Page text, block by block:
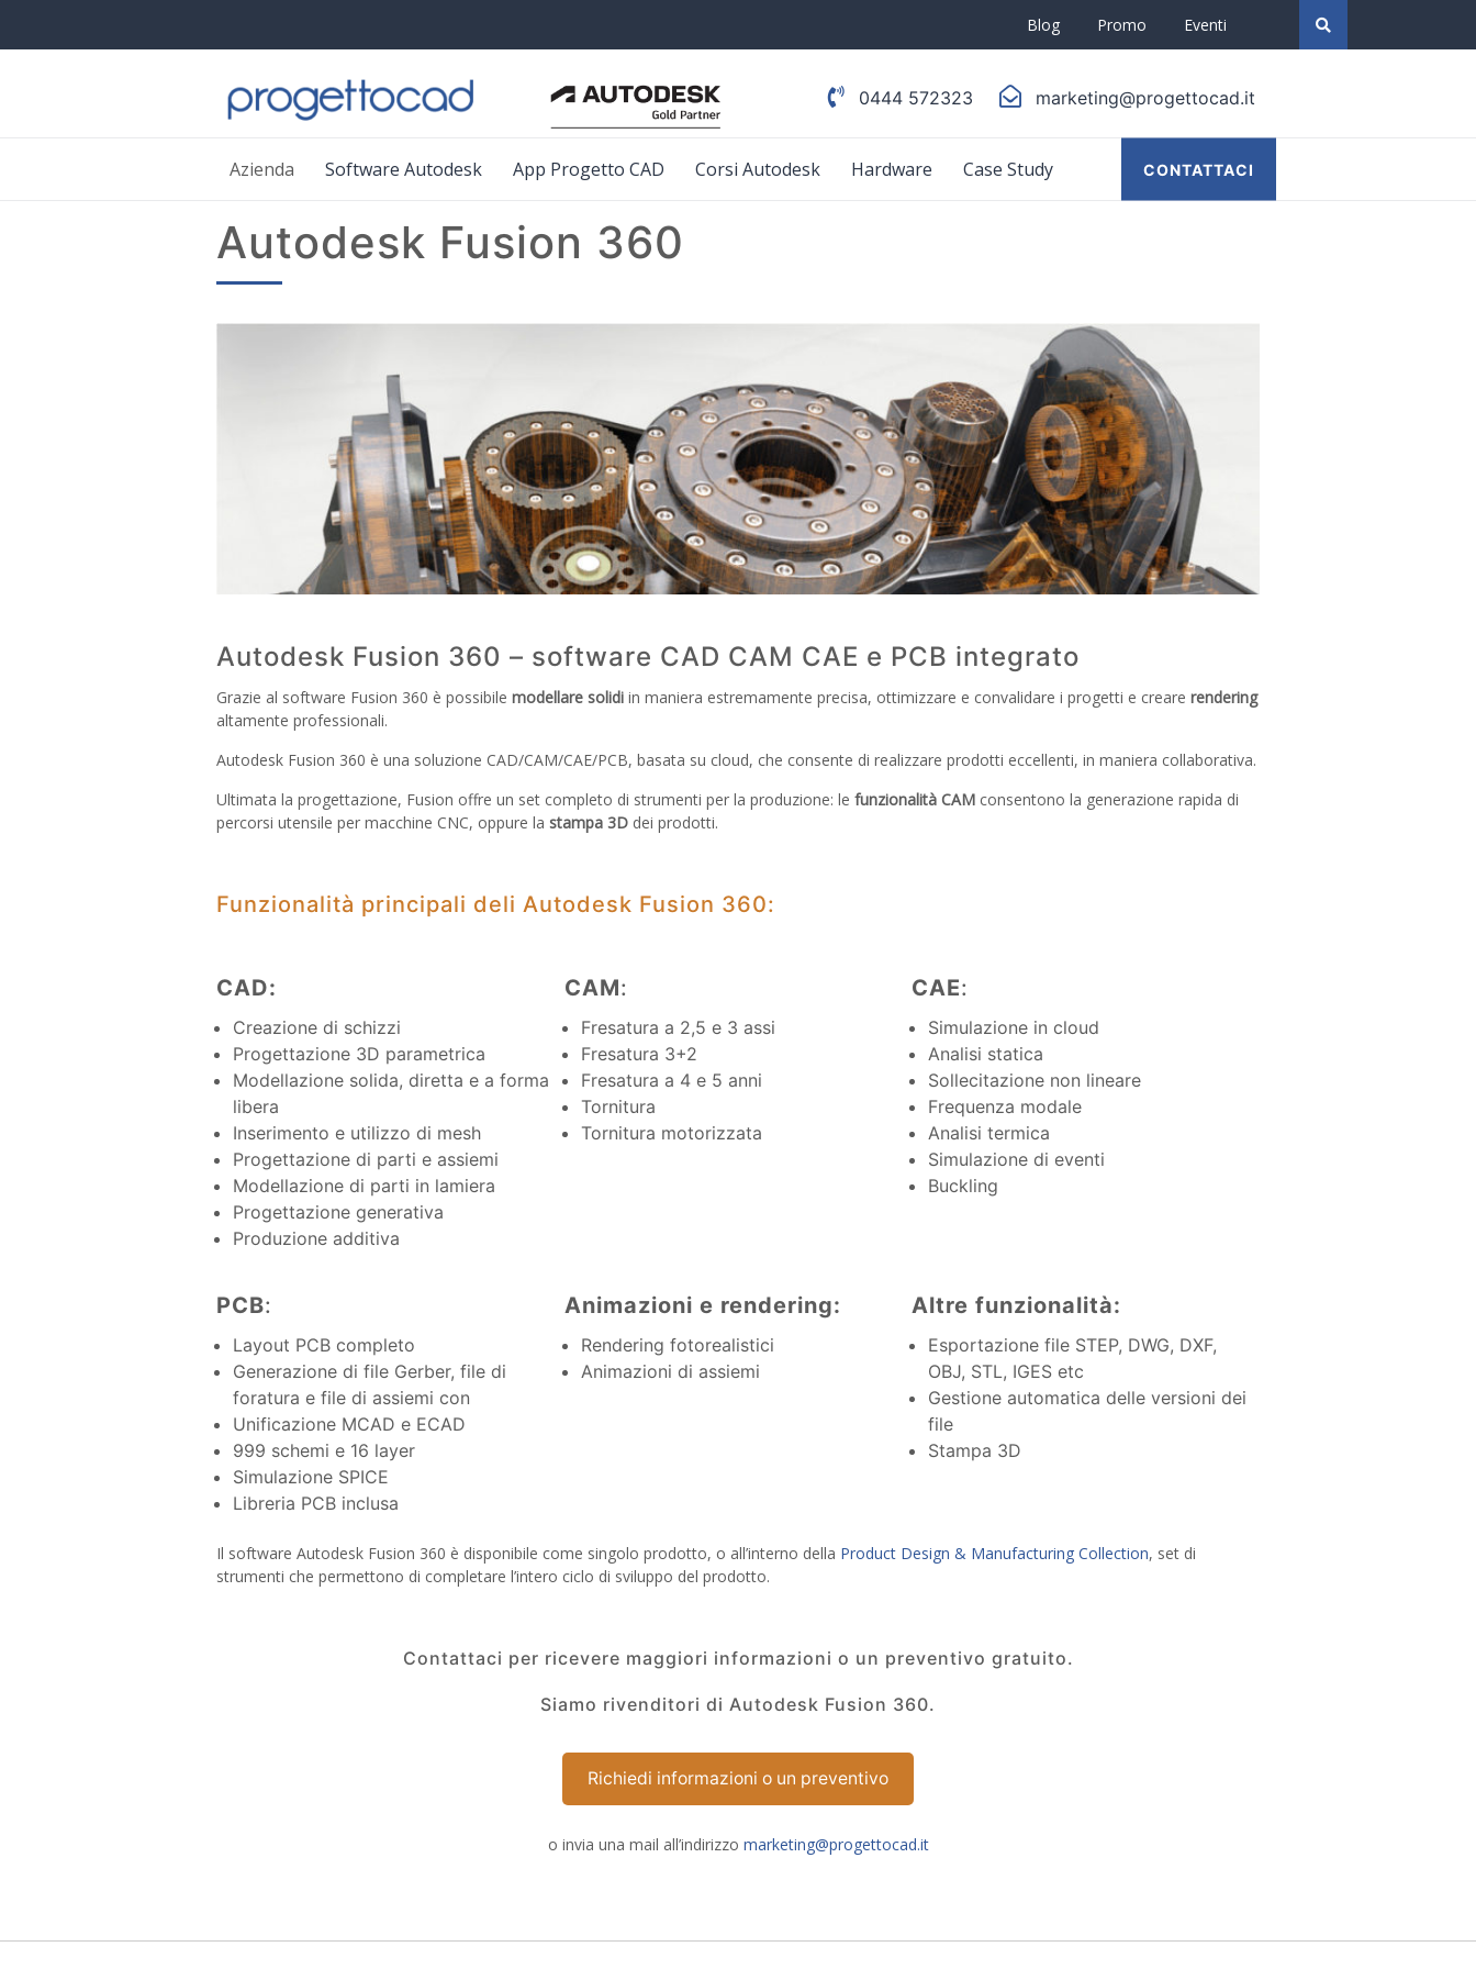
Blog Promo Eventi
0444 572323 marketing@progettocad.it
Azienda Software Autodesk App Progetto CAD Corsi Autodesk Hardware Case Study CONTATTACI
Autodesk Fusion 360
Autodesk Fusion 360 – software CAD CAM CAE e PCB integrato
Grazie al software Fusion 360 è possibile modellare solidi in maniera estremamente precisa, ottimizzare e convalidare i progetti e creare rendering
altamente professionali.
Autodesk Fusion 360 è una soluzione CAD/CAM/CAE/PCB, basata su cloud, che consente di realizzare prodotti eccellenti, in maniera collaborativa.
Ultimata la progettazione, Fusion offre un set completo di strumenti per la produzione: le funzionalità CAM consentono la generazione rapida di
percorsi utensile per macchine CNC, oppure la stampa 3D dei prodotti.
Funzionalità principali deli Autodesk Fusion 360:
CAD:
Creazione di schizzi
Progettazione 3D parametrica
Modellazione solida, diretta e a forma
libera
Inserimento e utilizzo di mesh
Progettazione di parti e assiemi
Modellazione di parti in lamiera
Progettazione generativa
Produzione additiva
CAM:
Fresatura a 2,5 e 3 assi
Fresatura 3+2
Fresatura a 4 e 5 anni
Tornitura
Tornitura motorizzata
CAE:
Simulazione in cloud
Analisi statica
Sollecitazione non lineare
Frequenza modale
Analisi termica
Simulazione di eventi
Buckling
PCB:
Layout PCB completo
Generazione di file Gerber, file di
foratura e file di assiemi con
Unificazione MCAD e ECAD
999 schemi e 16 layer
Simulazione SPICE
Libreria PCB inclusa
Animazioni e rendering:
Rendering fotorealistici
Animazioni di assiemi
Altre funzionalità:
Esportazione file STEP, DWG, DXF,
OBJ, STL, IGES etc
Gestione automatica delle versioni dei
file
Stampa 3D
Il software Autodesk Fusion 360 è disponibile come singolo prodotto, o all’interno della Product Design & Manufacturing Collection, set di
strumenti che permettono di completare l’intero ciclo di sviluppo del prodotto.
Contattaci per ricevere maggiori informazioni o un preventivo gratuito.
Siamo rivenditori di Autodesk Fusion 360.
Richiedi informazioni o un preventivo
o invia una mail all’indirizzo marketing@progettocad.it